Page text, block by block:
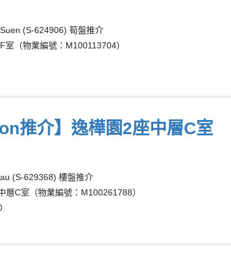
(S-624906) 筍盤推介
（物業編號：M100113704）
推介】逸樺園2座中層C室
(S-629368) 樓盤推介
層C室（物業編號：M100261788）